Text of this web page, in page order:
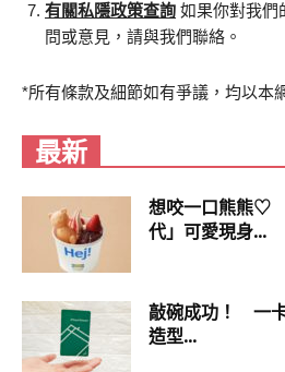
有關私隱政策查詢 如果你對我們
問或意見，請與我們聯絡。
*所有條款及細節如有爭議，均以本
最新
想咬一口熊熊♡
代」可愛現身...
敲碗成功！ 一
造型...